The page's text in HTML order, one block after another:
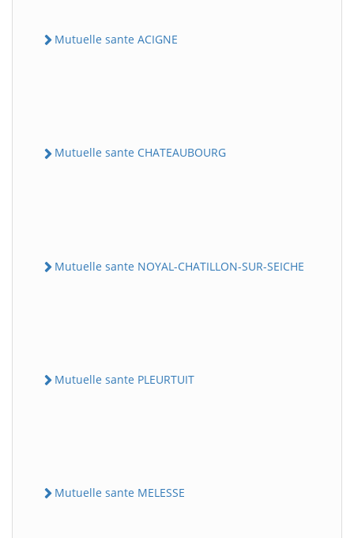
Mutuelle sante ACIGNE
Mutuelle sante CHATEAUBOURG
Mutuelle sante NOYAL-CHATILLON-SUR-SEICHE
Mutuelle sante PLEURTUIT
Mutuelle sante MELESSE